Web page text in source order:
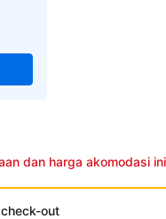
dan harga akomodasi ini
out